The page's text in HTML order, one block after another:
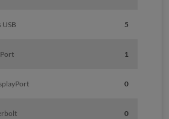
5
1
0
0